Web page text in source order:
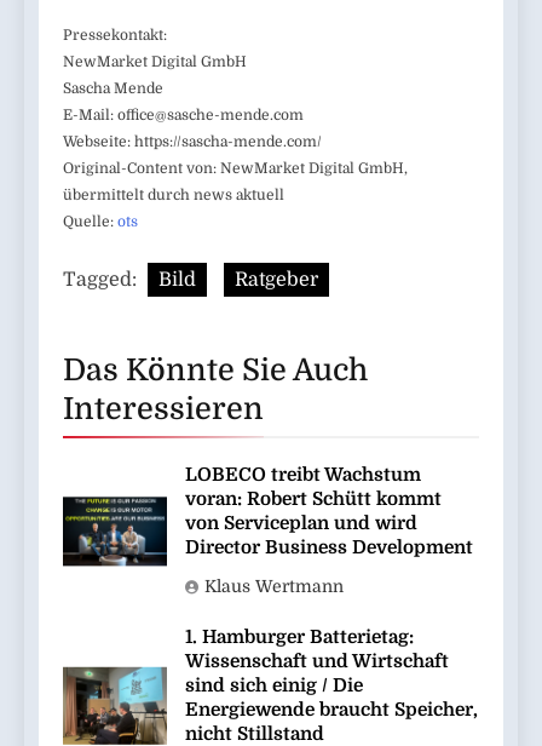
Pressekontakt:
NewMarket Digital GmbH
Sascha Mende
E-Mail: office@sasche-mende.com
Webseite: https://sascha-mende.com/
Original-Content von: NewMarket Digital GmbH,
übermittelt durch news aktuell
Quelle: ots
Tagged: Bild Ratgeber
Das Könnte Sie Auch
Interessieren
LOBECO treibt Wachstum
voran: Robert Schütt kommt
von Serviceplan und wird
Director Business Development
Klaus Wertmann
1. Hamburger Batterietag:
Wissenschaft und Wirtschaft
sind sich einig / Die
Energiewende braucht Speicher,
nicht Stillstand